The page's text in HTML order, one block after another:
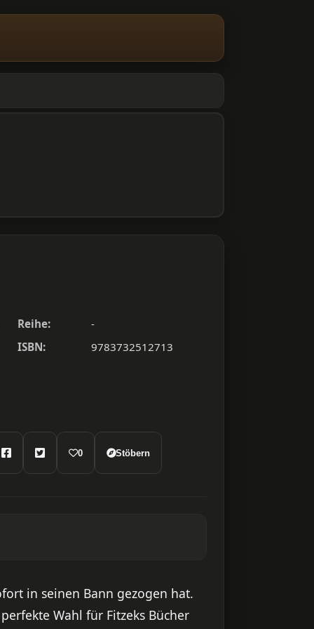
Reihe:
-
ISBN:
9783732512713
0 Stöbern
in seinen Bann gezogen hat.
Wahl für Fitzeks Bücher